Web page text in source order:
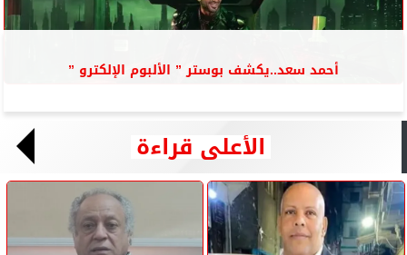
أحمد سعد..يكشف بوستر ” الألبوم الإلكترو ”
الأعلى قراءة